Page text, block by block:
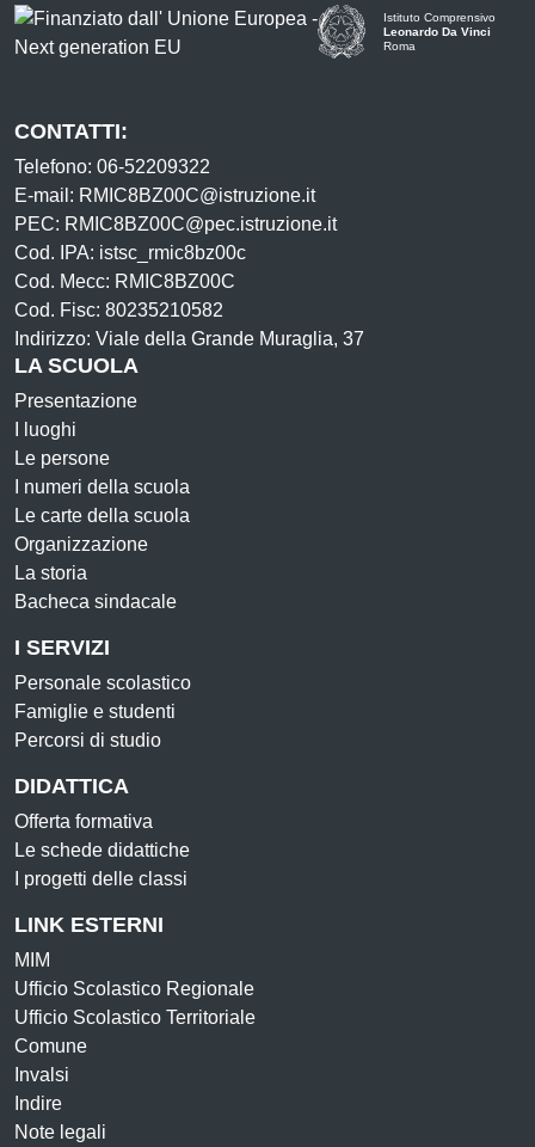
Istituto Comprensivo
Leonardo Da Vinci
Roma
CONTATTI:
Telefono: 06-52209322
E-mail: RMIC8BZ00C@istruzione.it
PEC: RMIC8BZ00C@pec.istruzione.it
Cod. IPA: istsc_rmic8bz00c
Cod. Mecc: RMIC8BZ00C
Cod. Fisc: 80235210582
Indirizzo: Viale della Grande Muraglia, 37
LA SCUOLA
Presentazione
I luoghi
Le persone
I numeri della scuola
Le carte della scuola
Organizzazione
La storia
Bacheca sindacale
I SERVIZI
Personale scolastico
Famiglie e studenti
Percorsi di studio
DIDATTICA
Offerta formativa
Le schede didattiche
I progetti delle classi
LINK ESTERNI
MIM
Ufficio Scolastico Regionale
Ufficio Scolastico Territoriale
Comune
Invalsi
Indire
Note legali